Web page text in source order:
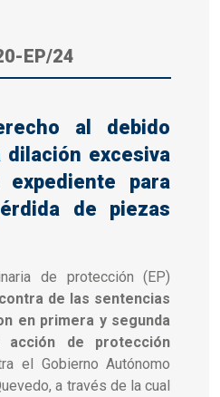
EP/24
al debido
excesiva
para
de piezas
de protección (EP)
de las sentencias
en primera y segunda
acción de protección
el Gobierno Autónomo
a través de la cual